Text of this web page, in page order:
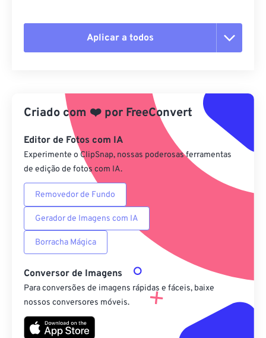
Aplicar a todos
Aplicar a partir da predefinição
Salvar como predefinição
Criado com ❤️ por FreeConvert
Editor de Fotos com IA
Experimente o ClipSnap, nossas poderosas ferramentas
de edição de fotos com IA.
Removedor de Fundo
Gerador de Imagens com IA
Borracha Mágica
Conversor de Imagens
Para conversões de imagens rápidas e fáceis, baixe
nossos conversores móveis.